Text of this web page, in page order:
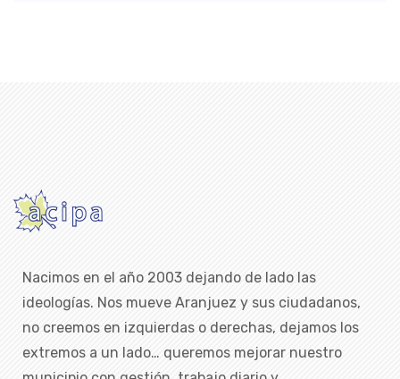
Nacimos en el año 2003 dejando de lado las
ideologías. Nos mueve Aranjuez y sus ciudadanos,
no creemos en izquierdas o derechas, dejamos los
extremos a un lado… queremos mejorar nuestro